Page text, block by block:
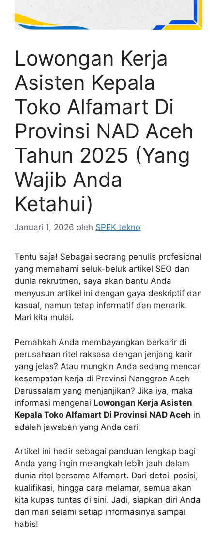
Lowongan Kerja
Asisten Kepala
Toko Alfamart Di
Provinsi NAD Aceh
Tahun 2025 (Yang
Wajib Anda
Ketahui)
Januari 1, 2026 oleh SPEK tekno
Tentu saja! Sebagai seorang penulis profesional
yang memahami seluk-beluk artikel SEO dan
dunia rekrutmen, saya akan bantu Anda
menyusun artikel ini dengan gaya deskriptif dan
kasual, namun tetap informatif dan menarik.
Mari kita mulai.
Pernahkah Anda membayangkan berkarir di
perusahaan ritel raksasa dengan jenjang karir
yang jelas? Atau mungkin Anda sedang mencari
kesempatan kerja di Provinsi Nanggroe Aceh
Darussalam yang menjanjikan? Jika iya, maka
informasi mengenai Lowongan Kerja Asisten
Kepala Toko Alfamart Di Provinsi NAD Aceh ini
adalah jawaban yang Anda cari!
Artikel ini hadir sebagai panduan lengkap bagi
Anda yang ingin melangkah lebih jauh dalam
dunia ritel bersama Alfamart. Dari detail posisi,
kualifikasi, hingga cara melamar, semua akan
kita kupas tuntas di sini. Jadi, siapkan diri Anda
dan mari selami setiap informasinya sampai
habis!